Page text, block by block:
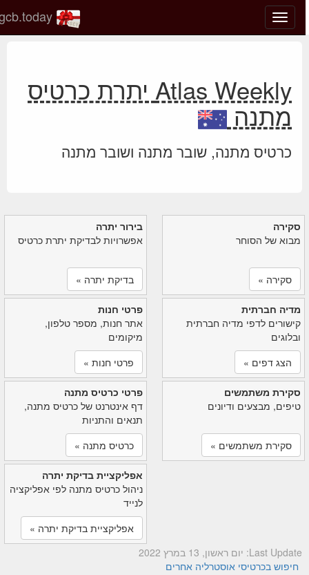
החלף
מצב
gcb.today
Atlas Weekly יתרת כרטיס
מתנה
כרטיס מתנה, שובר מתנה ושובר מתנה
בירור יתרה
אפשרויות לבדיקת יתרת כרטיס
בדיקת יתרה »
סקירה
מבוא של הסוחר
סקירה »
פרטי חנות
אתר חנות, מספר טלפון,
מיקומים
פרטי חנות »
מדיה חברתית
קישורים לדפי מדיה חברתית
ובלוגים
הצג דפים »
פרטי כרטיס מתנה
דף אינטרנט של כרטיס מתנה,
תנאים והתניות
כרטיס מתנה »
סקירת משתמשים
טיפים, מבצעים ודיונים
סקירת משתמשים »
אפליקציית בדיקת יתרה
ניהול כרטיס מתנה לפי אפליקציה
לנייד
אפליקציית בדיקת יתרה »
Last Update: יום ראשון, 13 במרץ 2022
חיפוש בכרטיסי אוסטרליה אחרים